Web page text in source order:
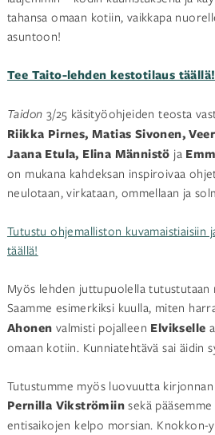
tahansa omaan kotiin, vaikkapa
asuntoon!
Tee Taito-lehden kestotilaus täällä!
Taidon 3/25 käsityöohjeiden teosta
Riikka Pirnes, Matias Sivonen,
Jaana Etula, Elina Männistö ja
on mukana kahdeksan inspiroivaa
neulotaan, virkataan, ommellaan ja
Tutustu ohjemalliston kuvamaistiaisiin
täällä!
Myös lehden juttupuolella tutustutaan
Saamme esimerkiksi kuulla, miten
Ahonen valmisti pojalleen Elvikselle
omaan kotiin. Kunniatehtävä sai äidin
Tutustumme myös luovuutta
Pernilla Vikströmiinsekä
entisaikojen kelpo morsian. Knokkon-